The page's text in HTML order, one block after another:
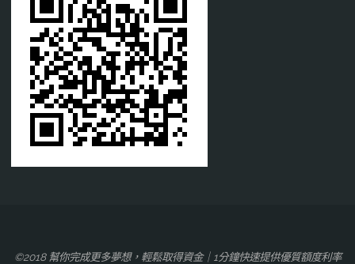
©2018 幫你完成更多夢想，輕鬆取得資金｜1分鐘快速提供優質額度利率‎